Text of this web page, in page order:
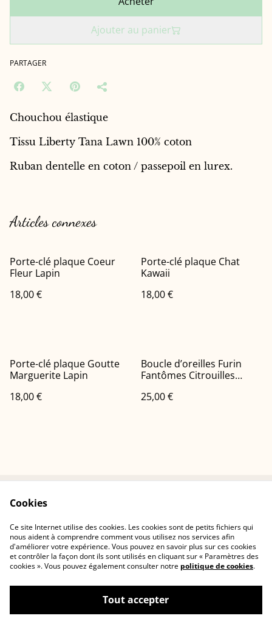
Ajouter au panier
PARTAGER
Chouchou élastique
Tissu Liberty Tana Lawn 100% coton
Ruban dentelle en coton / passepoil en lurex.
Articles connexes
Porte-clé plaque Coeur
Fleur Lapin
18,00 €
Porte-clé plaque Chat
Kawaii
18,00 €
Porte-clé plaque Goutte
Marguerite Lapin
18,00 €
Boucle d’oreilles Furin
Fantômes Citrouilles
25,00 €
confidentialité
Politique de cookies
Contactez-nous
©2026Cerisia Concept
Cookies
Ce site Internet utilise des cookies. Les cookies sont de petits fichiers qui
nous aident à comprendre comment vous utilisez nos services afin
d'améliorer votre expérience. Vous pouvez en savoir plus sur ces cookies
et contrôler la façon dont ils sont utilisés en cliquant sur « Paramètres des
cookies ». Vous pouvez également consulter notre politique de cookies.
Tout accepter